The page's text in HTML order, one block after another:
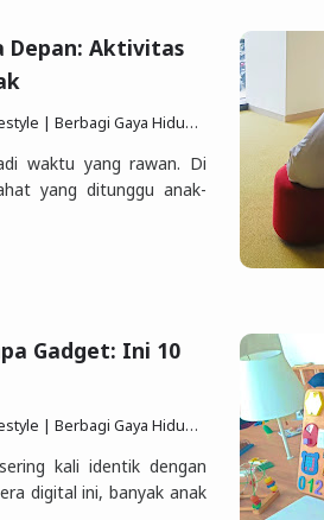
Depan: Aktivitas
Gaya Hidup Sesuai Quran Sunnah
waktu yang rawan. Di
yang ditunggu anak-
Gadget: Ini 10
Gaya Hidup Sesuai Quran Sunnah
kali identik dengan
digital ini, banyak anak